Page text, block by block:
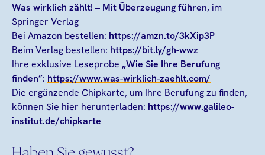
Was wirklich zählt! – Mit Überzeugung führen, im
Springer Verlag
Bei Amazon bestellen: https://amzn.to/3kXip3P
Beim Verlag bestellen: https://bit.ly/gh-wwz
Ihre exklusive Leseprobe „Wie Sie Ihre Berufung
finden”: https://www.was-wirklich-zaehlt.com/
Die ergänzende Chipkarte, um Ihre Berufung zu finden,
können Sie hier herunterladen: https://www.galileo-
institut.de/chipkarte